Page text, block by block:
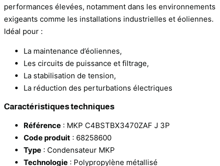
performances élevées, notamment dans les environnements
exigeants comme les installations industrielles et éoliennes.
Idéal pour :
La maintenance d’éoliennes,
Les circuits de puissance et filtrage,
La stabilisation de tension,
La réduction des perturbations électriques
Caractéristiques techniques
Référence : MKP C4BSTBX3470ZAF J 3P
Code produit : 68258600
Type : Condensateur MKP
Technologie : Polypropylène métallisé